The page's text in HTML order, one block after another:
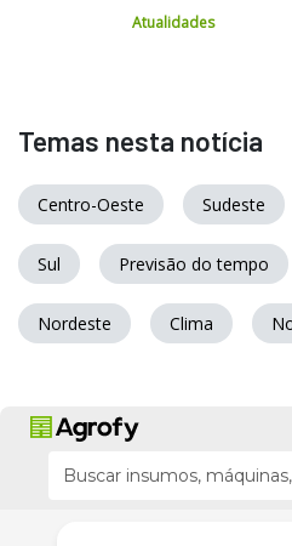
Atualidades
Temas nesta notícia
Centro-Oeste Sudeste
Sul Previsão do tempo
Nordeste Clima